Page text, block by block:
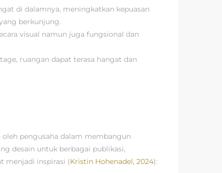
di dalamnya, meningkatkan kepuasan
berkunjung.
visual namun juga fungsional dan
ruangan dapat terasa hangat dan
pengusaha dalam membangun
desain untuk berbagai publikasi,
menjadi inspirasi (Kristin Hohenadel, 2024):